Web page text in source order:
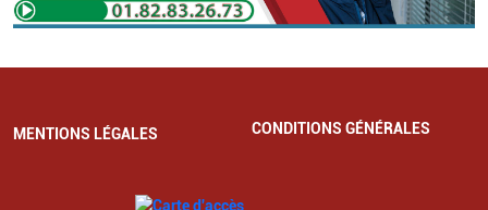
MENTIONS LÉGALES CONDITIONS GÉNÉRALES